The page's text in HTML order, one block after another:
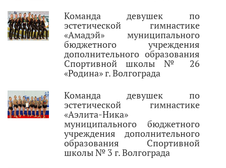
Команда девушек по
эстетической гимнастике
«Амадэй» муниципального
бюджетного учреждения
дополнительного образования
Спортивной школы № 26
«Родина» г. Волгограда
Команда девушек по
эстетической гимнастике
«Аэлита-Ника»
муниципального бюджетного
учреждения дополнительного
образования Спортивной
школы № 3 г. Волгограда